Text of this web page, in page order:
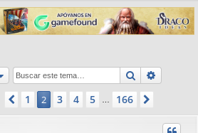
fic
ar
ra
rs
s
c
Buscar
Página de 166
Anterior
1 2 3 4 5 166